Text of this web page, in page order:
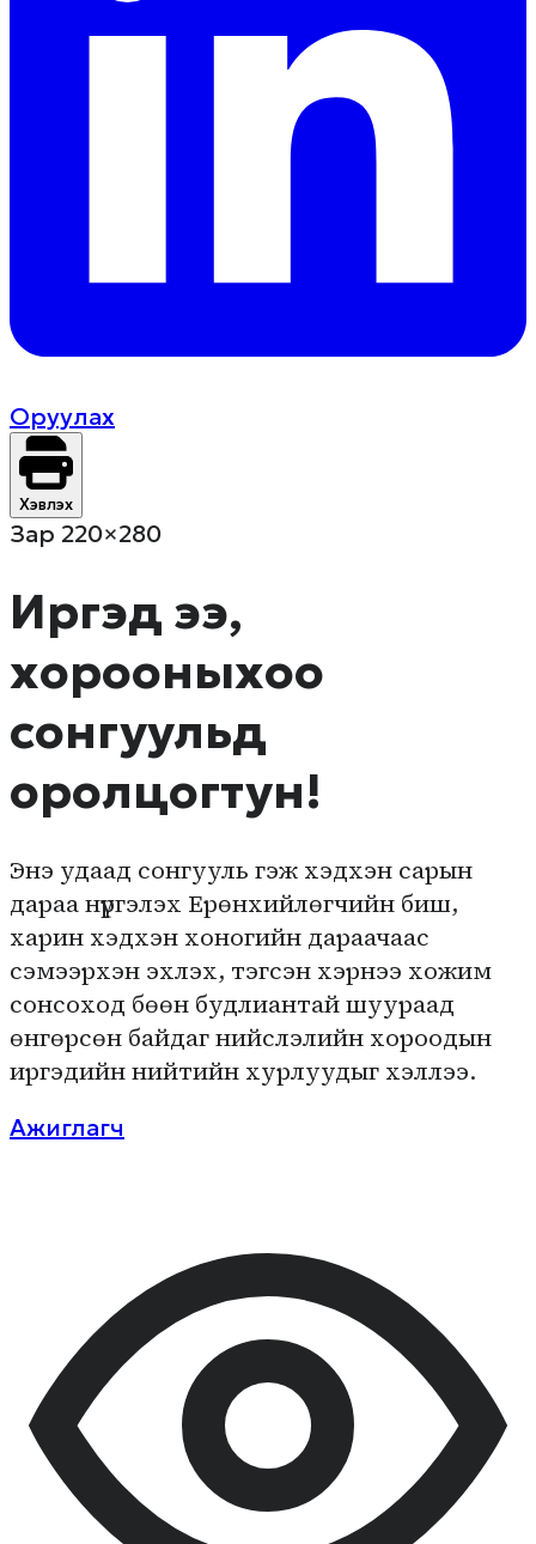
Оруулах
Хэвлэх
Зар 220×280
Иргэд ээ,
хорооныхоо
сонгуульд
оролцогтун!
Энэ удаад сонгууль гэж хэдхэн сарын
дараа нүргэлэх Ерөнхийлөгчийн биш,
харин хэдхэн хоногийн дараачаас
сэмээрхэн эхлэх, тэгсэн хэрнээ хожим
сонсоход бөөн будлиантай шуураад
өнгөрсөн байдаг нийслэлийн хороодын
иргэдийн нийтийн хурлуудыг хэллээ.
Ажиглагч